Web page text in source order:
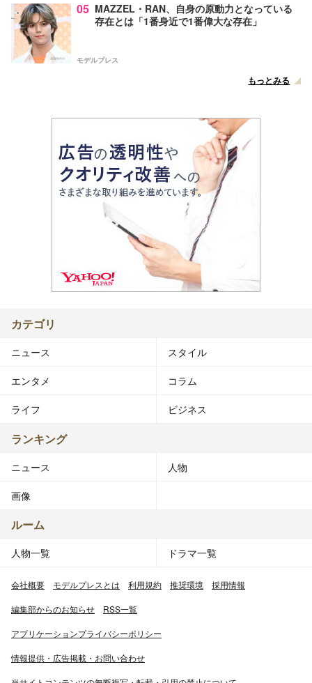
05 MAZZEL・RAN、自身の原動力となっている
存在とは「1番身近で1番偉大な存在」
モデルプレス
もっとみる
カテゴリ
ニュース スタイル
エンタメ コラム
ライフ ビジネス
ランキング
ニュース 人物
画像
ルーム
人物一覧 ドラマ一覧
会社概要 モデルプレスとは 利用規約 推奨環境 採用情報
編集部からのお知らせ RSS一覧
アプリケーションプライバシーポリシー
情報提供・広告掲載・お問い合わせ